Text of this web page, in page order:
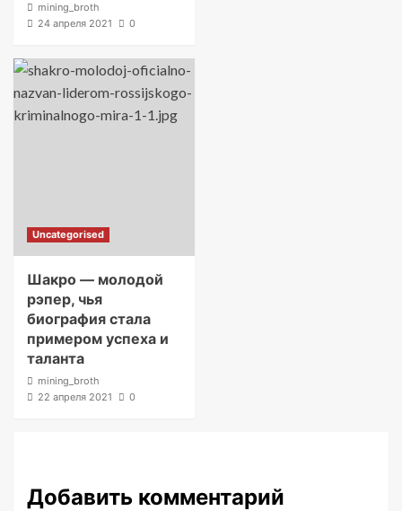
mining_broth
24 апреля 2021
0
Uncategorised
Шакро — молодой
рэпер, чья
биография стала
примером успеха и
таланта
mining_broth
22 апреля 2021
0
Добавить комментарий